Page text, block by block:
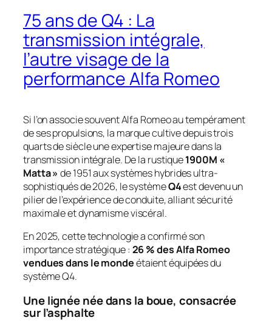
75 ans de Q4 : La
transmission intégrale,
l’autre visage de la
performance Alfa Romeo
Si l’on associe souvent Alfa Romeo au tempérament
de ses propulsions, la marque cultive depuis trois
quarts de siècle une expertise majeure dans la
transmission intégrale. De la rustique1900M «
Matta » de 1951 aux systèmes hybrides ultra-
sophistiqués de 2026, le systèmeQ4est devenu un
pilier de l’expérience de conduite, alliant sécurité
maximale et dynamisme viscéral.
En 2025, cette technologie a confirmé son
importance stratégique : 26 % des Alfa Romeo
vendues dans le mondeétaient équipées du
système Q4.
Une lignée née dans la boue, consacrée
sur l’asphalte